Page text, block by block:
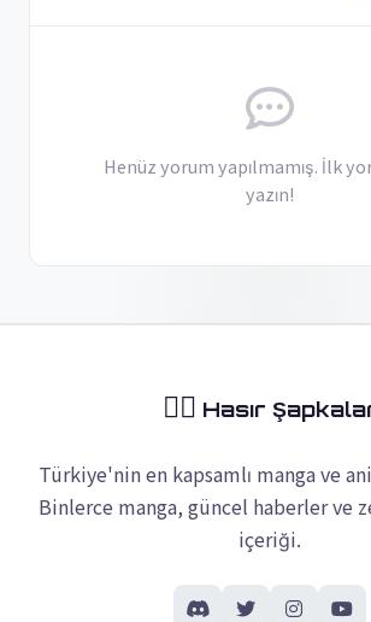
Henüz yorum yapılmamış. İlk
yazın!
🏴‍☠️ Hasır
Türkiye'nin en kapsamlı manga ve
Binlerce manga, güncel haberler ve
içeriği.